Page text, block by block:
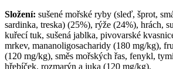
Složení: sušené mořské ryby (sleď, šprot,
sardinka, treska) (25%), rýže (24%), hrách,
kuřecí tuk, sušená jablka, pivovarské
mrkev, mananoligosacharidy (180 mg/kg),
(120 mg/kg), směs mořských řas, fenykl,
hřebíček, rozmarýn a juka (120 mg/kg).